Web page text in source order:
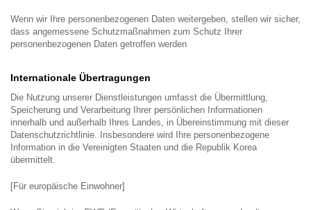
Wenn wir Ihre personenbezogenen Daten weitergeben, stellen wir sicher,
dass angemessene Schutzmaßnahmen zum Schutz Ihrer
personenbezogenen Daten getroffen werden
Internationale Übertragungen
Die Nutzung unserer Dienstleistungen umfasst die Übermittlung,
Speicherung und Verarbeitung Ihrer persönlichen Informationen
innerhalb und außerhalb Ihres Landes, in Übereinstimmung mit dieser
Datenschutzrichtlinie. Insbesondere wird Ihre personenbezogene
Information in die Vereinigten Staaten und die Republik Korea
übermittelt.
[Für europäische Einwohner]